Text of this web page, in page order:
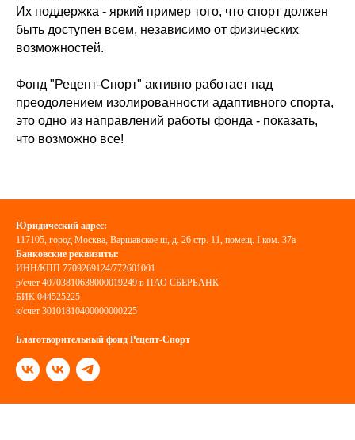
Их поддержка - яркий пример того, что спорт должен
быть доступен всем, независимо от физических
возможностей.
Фонд "Рецепт-Спорт" активно работает над
преодолением изолированности адаптивного спорта,
это одно из направлений работы фонда - показать,
что возможно все!
Юридический адрес:
117105, город Москва, Варшавское ш, д. 26 стр. 11, помещ. I ком. 37а
Банковские реквизиты:
ИНН/КПП 7709269124/772601001
р/счет 40703810638000019249 в ПАО СБЕРБАНК
БИК 044525225
к/счет 30101810400000000225
Благотворительный фонд Рецепт-Спорт